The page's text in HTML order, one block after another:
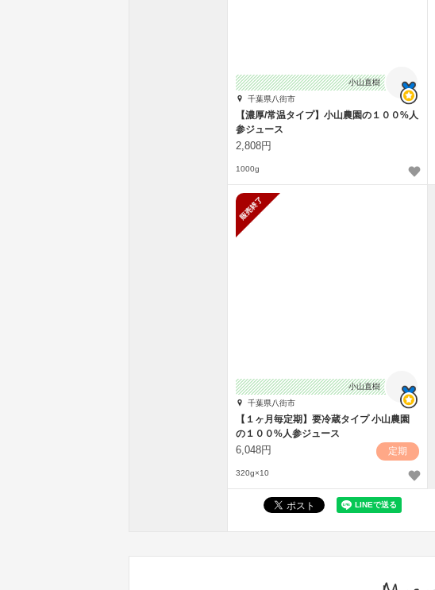
小山直樹
千葉県八街市
【濃厚/常温タイプ】小山農園の１００%人
参ジュース
2,808円
1000g
小山直樹
千葉県八街市
【１ヶ月毎定期】要冷蔵タイプ 小山農園
の１００%人参ジュース
6,048円 定期
320g×10